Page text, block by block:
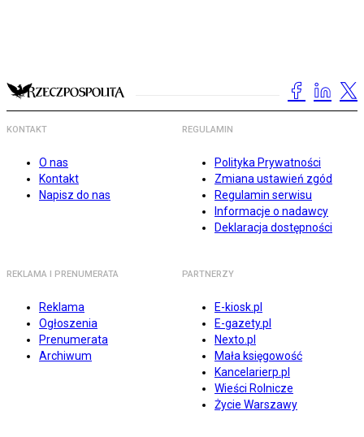
KONTAKT
O nas
Kontakt
Napisz do nas
REGULAMIN
Polityka Prywatności
Zmiana ustawień zgód
Regulamin serwisu
Informacje o nadawcy
Deklaracja dostępności
REKLAMA I PRENUMERATA
Reklama
Ogłoszenia
Prenumerata
Archiwum
PARTNERZY
E-kiosk.pl
E-gazety.pl
Nexto.pl
Mała księgowość
Kancelarierp.pl
Wieści Rolnicze
Życie Warszawy